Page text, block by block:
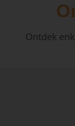
Ontdek